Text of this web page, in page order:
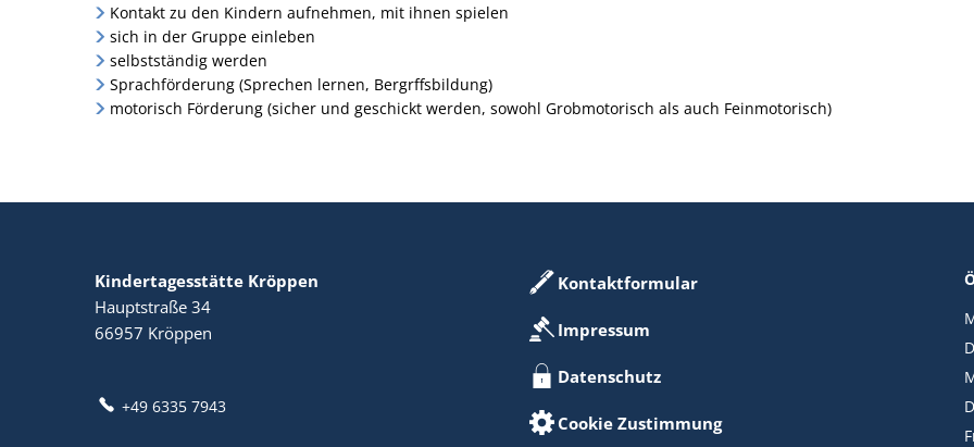
Kontakt zu den Kindern aufnehmen, mit ihnen spielen
sich in der Gruppe einleben
selbstständig werden
Sprachförderung (Sprechen lernen, Bergrffsbildung)
motorisch Förderung (sicher und geschickt werden, sowohl Grobmotorisch als auch Feinmotorisch)
Kindertagesstätte Kröppen
Hauptstraße 34
66957 Kröppen
+49 6335 7943
Kontaktformular
Impressum
Datenschutz
Cookie Zustimmung